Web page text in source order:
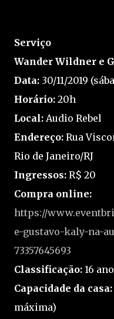
Serviço
Wander Wildner e
Data: 30/11/2019
Horário: 20h
Local: Audio Rebel
Endereço: Rua
Rio de Janeiro/RJ
Ingressos: R$ 20
Compra online:
https://
e-gustavo-kaly-na-
73357645693
Classificação: 16
Capacidade da casa:
máxima)